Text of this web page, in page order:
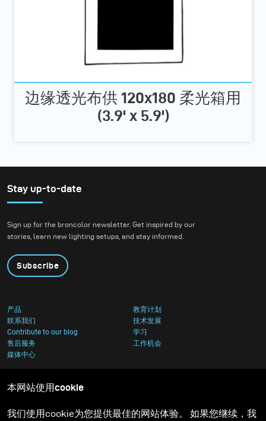
边缘透光布供 120x180 柔光箱用
(3.9' x 5.9')
Stay up-to-date
Sign up for the broncolor newsletter. Get inspired by our
stories, learn new lighting setups, and stay informed.
Subscribe
产品
教育计划
联系我们
技术发展
Contribute to our blog
学习
售后服务
工作机会
媒体中心
本网站使用cookie
我们使用cookie为您提供最佳的网站体验。 如果您继续，我